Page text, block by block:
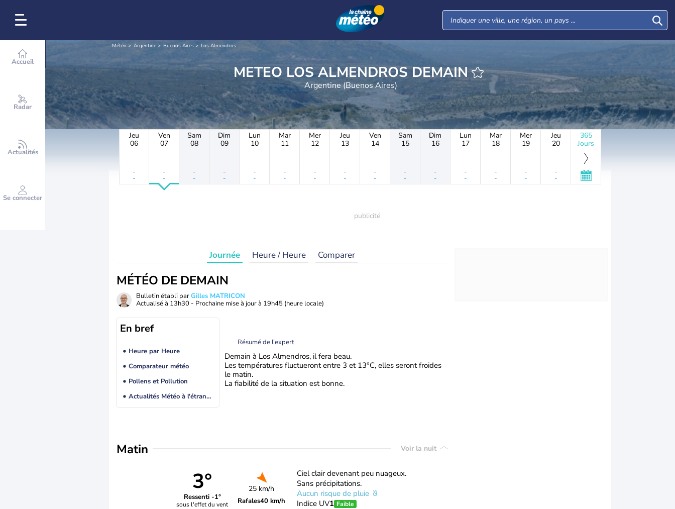
Accueil
Radar
Actualités
Se connecter
Météo Argentine Buenos Aires Los Almendros
METEO LOS ALMENDROS DEMAIN
Argentine (Buenos Aires)
Jeu
06
-
-
Ven
07
-
-
Sam
08
-
-
Dim
09
-
-
Lun
10
-
-
Mar
11
-
-
Mer
12
-
-
Jeu
13
-
-
Ven
14
-
-
Sam
15
-
-
Dim
16
-
-
Lun
17
-
-
Mar
18
-
-
Mer
19
-
-
Jeu
20
-
-
365
Jours
Journée Heure / Heure Comparer
MÉTÉO DE DEMAIN
Bulletin établi parGilles MATRICON
Actualisé à 13h30 - Prochaine mise à jour à 19h45 (heure locale)
En bref
Heure par Heure
Comparateur météo
Pollens et Pollution
Actualités Météo à l'étranger
Résumé de l’expert
Demain à Los Almendros, il fera beau.
Les températures fluctueront entre 3 et 13°C, elles seront froides
le matin.
La fiabilité de la situation est bonne.
Matin Voir la nuit
3°
Ressenti -1°
sous l'effet du vent
25 km/h
Rafales40 km/h
Ciel clair devenant peu nuageux.
Sans précipitations.
Aucun risque de pluie
Indice UV1 Faible